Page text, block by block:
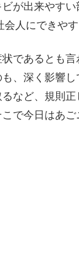
が出来やす
人にできや
であるとも
、深く影響
など、規則
で今日はあ